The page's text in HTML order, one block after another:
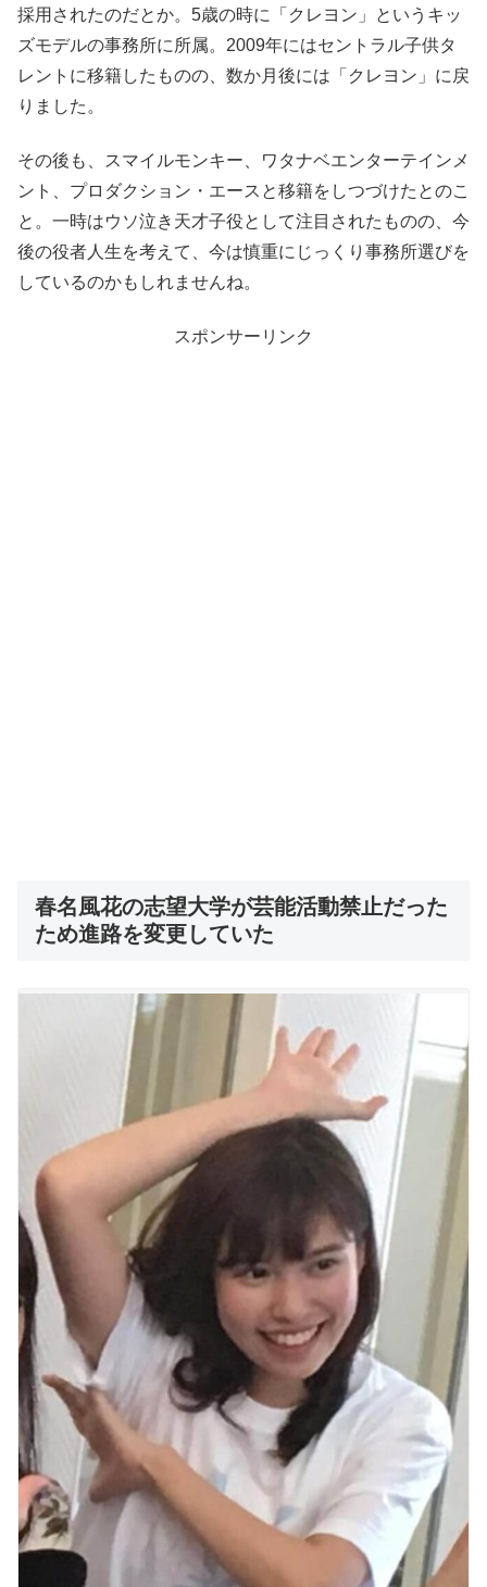
採用されたのだとか。5歳の時に「クレヨン」というキッ
ズモデルの事務所に所属。2009年にはセントラル子供タ
レントに移籍したものの、数か月後には「クレヨン」に戻
りました。
その後も、スマイルモンキー、ワタナベエンターテインメ
ント、プロダクション・エースと移籍をしつづけたとのこ
と。一時はウソ泣き天才子役として注目されたものの、今
後の役者人生を考えて、今は慎重にじっくり事務所選びを
しているのかもしれませんね。
スポンサーリンク
春名風花の志望大学が芸能活動禁止だった
ため進路を変更していた